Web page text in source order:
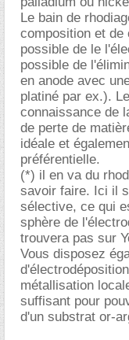
Le bain de
composition et de
possible de le
possible de
en anode avec
platiné par ex.).
connaissance de
de perte de
idéale et
préférentielle.
(*) il en va du
savoir faire. Ici il
sélective, ce qui
sphère de
trouvera pas sur
Vous disposez
métallisation
suffisant pour
d'un substrat or-